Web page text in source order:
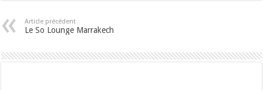
Article précédent
Le So Lounge Marrakech